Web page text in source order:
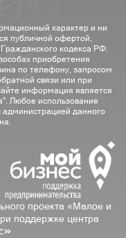
характер и ни
публичной офертой,
кодекса РФ.
приобретения
по телефону, запросом
связи или при
информация является
Любое использование
данного
проекта «Малое и
поддержке центра